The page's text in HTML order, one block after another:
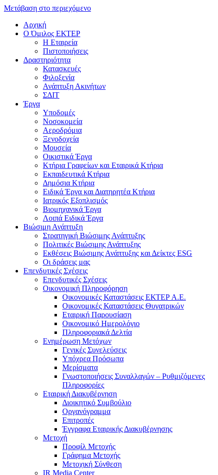
Μετάβαση στο περιεχόμενο
Αρχική
Ο Όμιλος ΕΚΤΕΡ
H Εταιρεία
Πιστοποιήσεις
Δραστηριότητα
Κατασκευές
Φιλοξενία
Ανάπτυξη Ακινήτων
ΣΔΙΤ
Έργα
Υποδομές
Νοσοκομεία
Αεροδρόμια
Ξενοδοχεία
Μουσεία
Οικιστικά Έργα
Κτήρια Γραφείων και Εταιρικά Κτήρια
Εκπαιδευτικά Κτήρια
Δημόσια Κτήρια
Ειδικά Έργα και Διατηρητέα Κτήρια
Ιατρικός Εξοπλισμός
Βιομηχανικά Έργα
Λοιπά Ειδικά Έργα
Βιώσιμη Ανάπτυξη
Στρατηγική Βιώσιμης Ανάπτυξης
Πολιτικές Βιώσιμης Ανάπτυξης
Εκθέσεις Βιώσιμης Ανάπτυξης και Δείκτες ESG
Οι δράσεις μας
Επενδυτικές Σχέσεις
Επενδυτικές Σχέσεις
Οικονομική Πληροφόρηση
Οικονομικές Καταστάσεις ΕΚΤΕΡ Α.Ε.
Οικονομικές Καταστάσεις Θυγατρικών
Εταιρική Παρουσίαση
Οικονομικό Ημερολόγιο
Πληροφοριακά Δελτία
Ενημέρωση Μετόχων
Γενικές Συνελεύσεις
Υπόχρεα Πρόσωπα
Μερίσματα
Γνωστοποιήσεις Συναλλαγών – Ρυθμιζόμενες
Πληροφορίες
Εταιρική Διακυβέρνηση
Διοικητικό Συμβούλιο
Οργανόγραμμα
Επιτροπές
Έγγραφα Εταιρικής Διακυβέρνησης
Μετοχή
Προφίλ Μετοχής
Γράφημα Μετοχής
Μετοχική Σύνθεση
IR Media Center